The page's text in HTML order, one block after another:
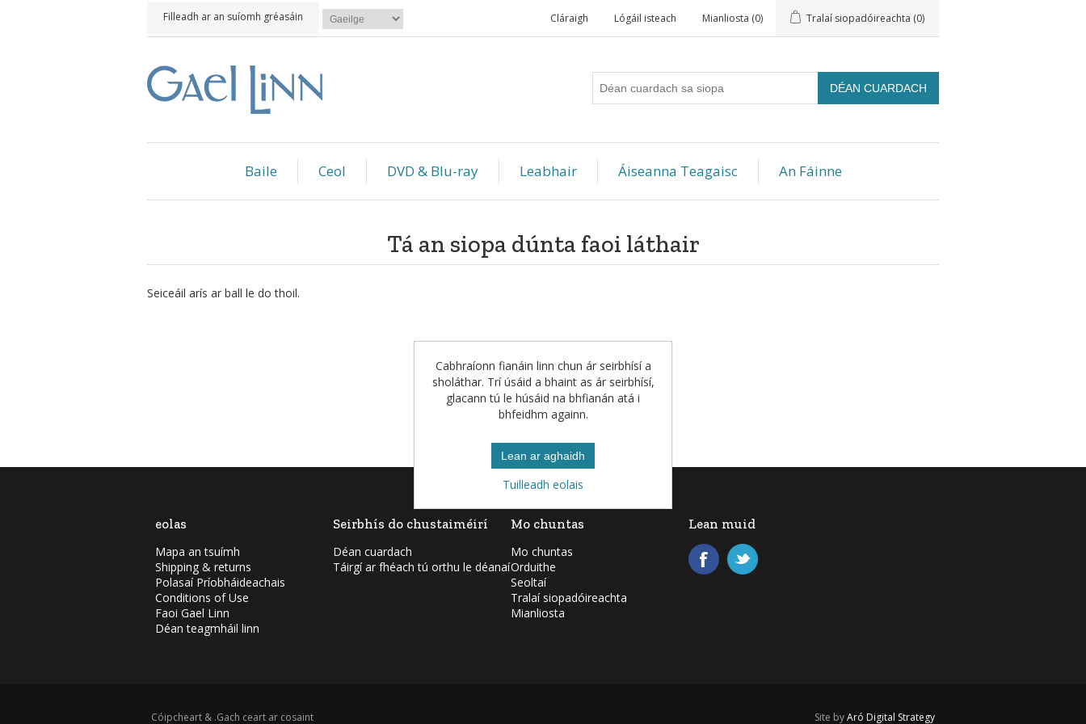
Filleadh ar an suíomh gréasáin Cláraigh Lógáil isteach Mianliosta (0) Tralaí siopadóireachta (0)
Baile Ceol DVD & Blu-ray Leabhair Áiseanna Teagaisc An Fáinne
Tá an siopa dúnta faoi láthair
Seiceáil arís ar ball le do thoil.
eolas
Mapa an tsuímh
Shipping & returns
Polasaí Príobháideachais
Conditions of Use
Faoi Gael Linn
Déan teagmháil linn
Seirbhís do chustaiméirí
Déan cuardach
Táirgí ar fhéach tú orthu le déanaí
Mo chuntas
Mo chuntas
Orduithe
Seoltaí
Tralaí siopadóireachta
Mianliosta
Lean muid
Cóipcheart & .Gach ceart ar cosaint Site byAró Digital Strategy
Cabhraíonn fianáin linn chun ár seirbhísí a
sholáthar. Trí úsáid a bhaint as ár seirbhísí,
glacann tú le húsáid na bhfianán atá i
bhfeidhm againn.
Lean ar aghaidh
Tuilleadh eolais